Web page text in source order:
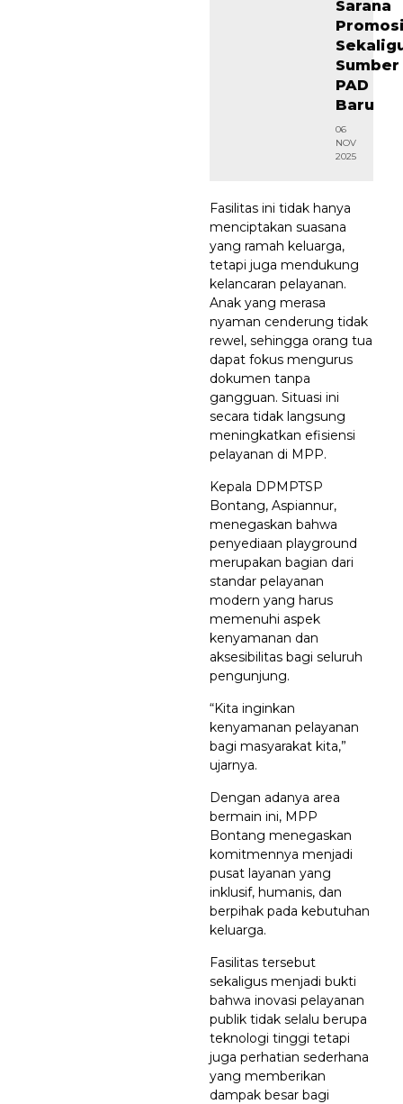
Sarana
Sumber
PAD
Baru
06
NOV
2025
Fasilitas ini tidak hanya
menciptakan suasana
yang ramah keluarga,
tetapi juga mendukung
kelancaran pelayanan.
Anak yang merasa
nyaman cenderung tidak
rewel, sehingga orang tua
dapat fokus mengurus
dokumen tanpa
gangguan. Situasi ini
secara tidak langsung
meningkatkan efisiensi
pelayanan di MPP.
Kepala DPMPTSP
Bontang, Aspiannur,
menegaskan bahwa
penyediaan playground
merupakan bagian dari
standar pelayanan
modern yang harus
memenuhi aspek
kenyamanan dan
aksesibilitas bagi seluruh
pengunjung.
“Kita inginkan
kenyamanan pelayanan
bagi masyarakat kita,”
ujarnya.
Dengan adanya area
bermain ini, MPP
Bontang menegaskan
komitmennya menjadi
pusat layanan yang
inklusif, humanis, dan
berpihak pada kebutuhan
keluarga.
Fasilitas tersebut
sekaligus menjadi bukti
bahwa inovasi pelayanan
publik tidak selalu berupa
teknologi tinggi tetapi
juga perhatian sederhana
yang memberikan
dampak besar bagi